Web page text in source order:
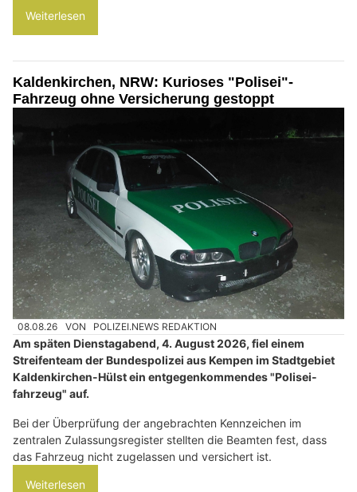
Weiterlesen
Kaldenkirchen, NRW: Kurioses "Polisei"-
Fahrzeug ohne Versicherung gestoppt
08.08.26 VON POLIZEI.NEWS REDAKTION
Am späten Dienstagabend, 4. August 2026, fiel einem
Streifenteam der Bundespolizei aus Kempen im Stadtgebiet
Kaldenkirchen-Hülst ein entgegenkommendes "Polisei-
fahrzeug" auf.
Bei der Überprüfung der angebrachten Kennzeichen im
zentralen Zulassungsregister stellten die Beamten fest, dass
das Fahrzeug nicht zugelassen und versichert ist.
Weiterlesen